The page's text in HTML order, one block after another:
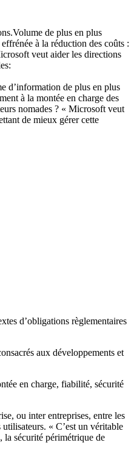
de plus en plus
à la réduction des coûts :
veut aider les directions
d’information de plus en plus
à la montée en charge des
nomades ? « Microsoft veut
de mieux gérer cette
d’obligations règlementaires
aux développements et
en charge, fiabilité, sécurité
ou inter entreprises, entre les
« C’est un véritable
la sécurité périmétrique de